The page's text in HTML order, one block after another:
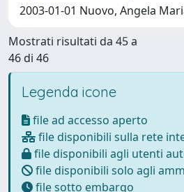
2003-01-01 Nuovo, Angela
Mostrati risultati da 45 a
46 di 46
Legenda icone
file ad accesso aperto
file disponibili sulla rete
file disponibili agli utenti
file disponibili solo agli
file sotto embargo